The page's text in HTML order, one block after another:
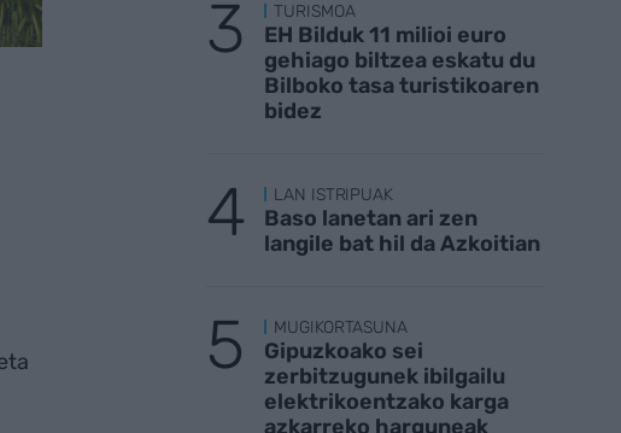
TURISMOA
EH Bilduk 11 milioi euro
gehiago biltzea eskatu du
Bilboko tasa turistikoaren
bidez
LAN ISTRIPUAK
Baso lanetan ari zen
langile bat hil da Azkoitian
MUGIKORTASUNA
Gipuzkoako sei
zerbitzugunek ibilgailu
elektrikoentzako karga
azkarreko harguneak